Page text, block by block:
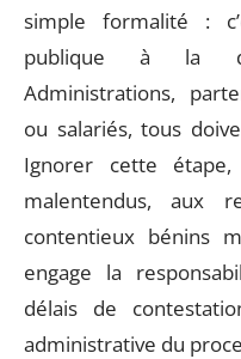
simple formalité :
publique à la
Administrations,
ou salariés, tous
Ignorer cette
malentendus, aux
contentieux bénins
engage la
délais de
administrative du